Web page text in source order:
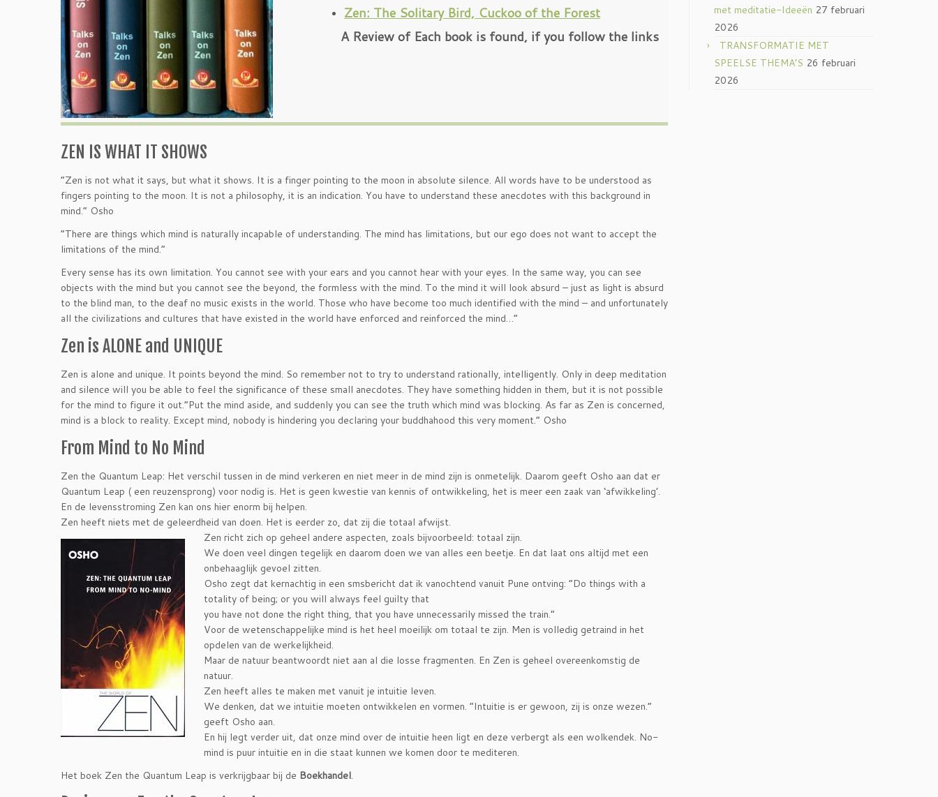
Zen: The Solitary Bird, Cuckoo of the Forest
A Review of Each book is found, if you follow the links
ZEN IS WHAT IT SHOWS
“Zen is not what it says, but what it shows. It is a finger pointing to the moon in absolute silence. All words have to be understood as
fingers pointing to the moon. It is not a philosophy, it is an indication. You have to understand these anecdotes with this background in
mind.” Osho
“There are things which mind is naturally incapable of understanding. The mind has limitations, but our ego does not want to accept the
limitations of the mind.”
Every sense has its own limitation. You cannot see with your ears and you cannot hear with your eyes. In the same way, you can see
objects with the mind but you cannot see the beyond, the formless with the mind. To the mind it will look absurd – just as light is absurd
to the blind man, to the deaf no music exists in the world. Those who have become too much identified with the mind – and unfortunately
all the civilizations and cultures that have existed in the world have enforced and reinforced the mind…”
Zen is ALONE and UNIQUE
Zen is alone and unique. It points beyond the mind. So remember not to try to understand rationally, intelligently. Only in deep meditation
and silence will you be able to feel the significance of these small anecdotes. They have something hidden in them, but it is not possible
for the mind to figure it out.”Put the mind aside, and suddenly you can see the truth which mind was blocking. As far as Zen is concerned,
mind is a block to reality. Except mind, nobody is hindering you declaring your buddhahood this very moment.” Osho
From Mind to No Mind
Zen the Quantum Leap: Het verschil tussen in de mind verkeren en niet meer in de mind zijn is onmetelijk. Daarom geeft Osho aan dat er
Quantum Leap ( een reuzensprong) voor nodig is. Het is geen kwestie van kennis of ontwikkeling, het is meer een zaak van ‘afwikkeling’.
En de levensstroming Zen kan ons hier enorm bij helpen.
Zen heeft niets met de geleerdheid van doen. Het is eerder zo, dat zij die totaal afwijst.
Zen richt zich op geheel andere aspecten, zoals bijvoorbeeld: totaal zijn.
We doen veel dingen tegelijk en daarom doen we van alles een beetje. En dat laat ons altijd met een
onbehaaglijk gevoel zitten.
Osho zegt dat kernachtig in een smsbericht dat ik vanochtend vanuit Pune ontving: “Do things with a
totality of being; or you will always feel guilty that
you have not done the right thing, that you have unnecessarily missed the train.”
Voor de wetenschappelijke mind is het heel moeilijk om totaal te zijn. Men is volledig getraind in het
opdelen van de werkelijkheid.
Maar de natuur beantwoordt niet aan al die losse fragmenten. En Zen is geheel overeenkomstig de
natuur.
Zen heeft alles te maken met vanuit je intuitie leven.
We denken, dat we intuitie moeten ontwikkelen en vormen. “Intuitie is er gewoon, zij is onze wezen.”
geeft Osho aan.
En hij legt verder uit, dat onze mind over de intuitie heen ligt en deze verbergt als een wolkendek. No-
mind is puur intuitie en in die staat kunnen we komen door te mediteren.
Het boek Zen the Quantum Leap is verkrijgbaar bij de Boekhandel.
met meditatie-Ideeën 27 februari
2026
TRANSFORMATIE MET
SPEELSE THEMA’S 26 februari
2026